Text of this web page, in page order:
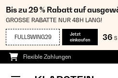
Bis zu 29 % Rabatt auf
GROSSE RABATTE NUR 48H LANG!
FULLSWING29
Jetzt
einkaufen
36 S
Flexible Zahlungen